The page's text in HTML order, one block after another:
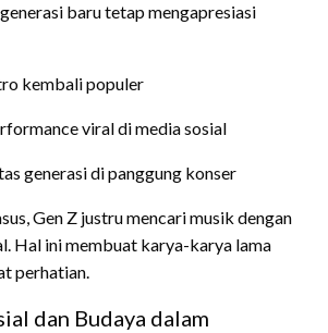
baru tetap mengapresiasi
kembali populer
viral di media sosial
generasi di panggung konser
Gen Z justru mencari musik dengan
Hal ini membuat karya-karya lama
perhatian.
dan Budaya dalam